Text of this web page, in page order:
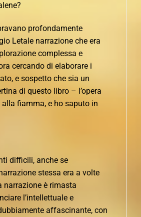
profondamente
Letale narrazione che era
complessa e
cercando di elaborare i
e sospetto che sia un
di questo libro – l’opera
fiamma, e ho saputo in
difficili, anche se
stessa era a volte
narrazione è rimasta
l’intellettuale e
affascinante, con